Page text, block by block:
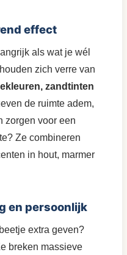
effect
als wat je wél
zich verre van
zandtinten
de ruimte adem,
zorgen voor een
Ze combineren
in hout, marmer
en persoonlijk
extra geven?
breken massieve